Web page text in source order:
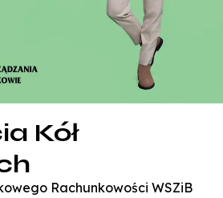
Kół
Rachunkowości WSZiB